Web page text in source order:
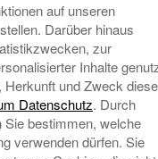
einen
auf unseren
Darüber hinaus
zur
Inhalte
Herkunft und Zweck
Datenschutz. Durch
Sie bestimmen, welche
verwenden dürfen. Sie